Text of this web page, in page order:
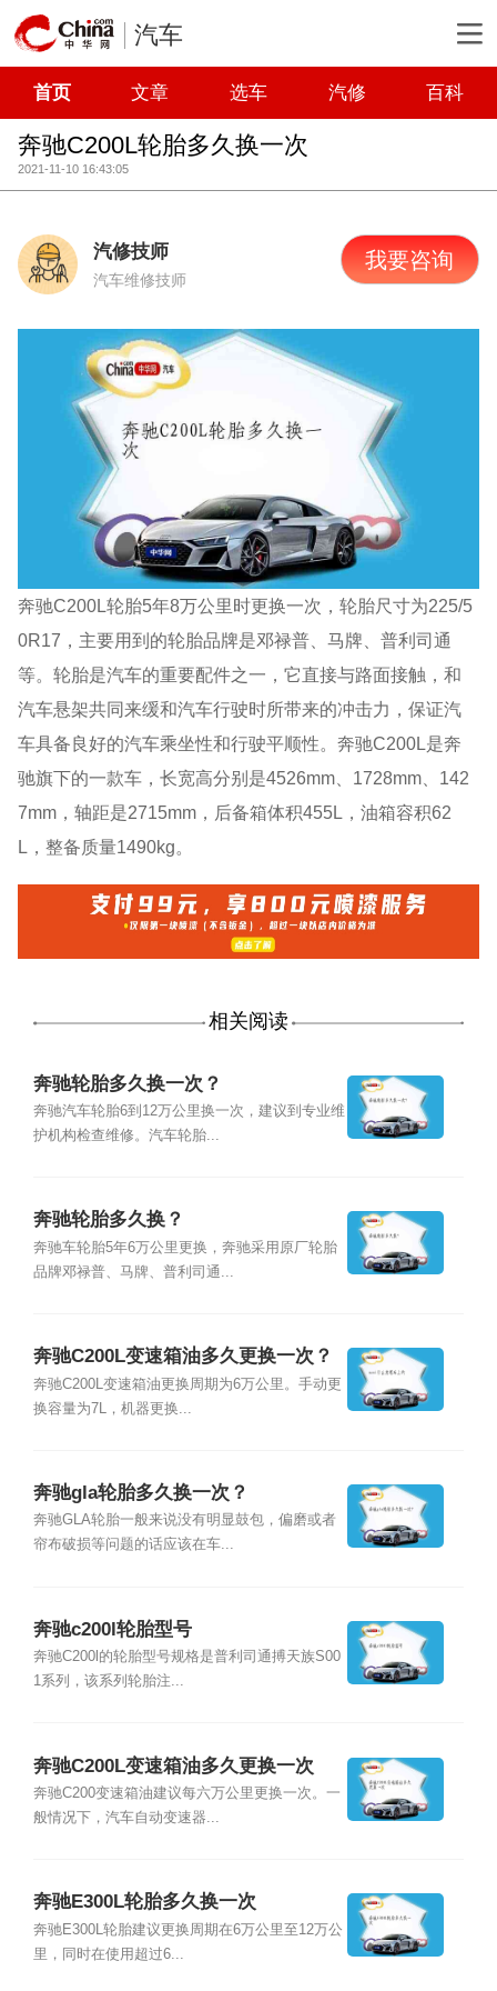
汽车
首页 文章 选车 汽修 百科
奔驰C200L轮胎多久换一次
2021-11-10 16:43:05
汽修技师
汽车维修技师
我要咨询
奔驰C200L轮胎5年8万公里时更换一次，轮胎尺寸为225/5
0R17，主要用到的轮胎品牌是邓禄普、马牌、普利司通
等。轮胎是汽车的重要配件之一，它直接与路面接触，和
汽车悬架共同来缓和汽车行驶时所带来的冲击力，保证汽
车具备良好的汽车乘坐性和行驶平顺性。奔驰C200L是奔
驰旗下的一款车，长宽高分别是4526mm、1728mm、142
7mm，轴距是2715mm，后备箱体积455L，油箱容积62
L，整备质量1490kg。
相关阅读
奔驰轮胎多久换一次？
奔驰汽车轮胎6到12万公里换一次，建议到专业维
护机构检查维修。汽车轮胎...
奔驰轮胎多久换？
奔驰车轮胎5年6万公里更换，奔驰采用原厂轮胎
品牌邓禄普、马牌、普利司通...
奔驰C200L变速箱油多久更换一次？
奔驰C200L变速箱油更换周期为6万公里。手动更
换容量为7L，机器更换...
奔驰gla轮胎多久换一次？
奔驰GLA轮胎一般来说没有明显鼓包，偏磨或者
帘布破损等问题的话应该在车...
奔驰c200l轮胎型号
奔驰C200l的轮胎型号规格是普利司通搏天族S00
1系列，该系列轮胎注...
奔驰C200L变速箱油多久更换一次
奔驰C200变速箱油建议每六万公里更换一次。一
般情况下，汽车自动变速器...
奔驰E300L轮胎多久换一次
奔驰E300L轮胎建议更换周期在6万公里至12万公
里，同时在使用超过6...